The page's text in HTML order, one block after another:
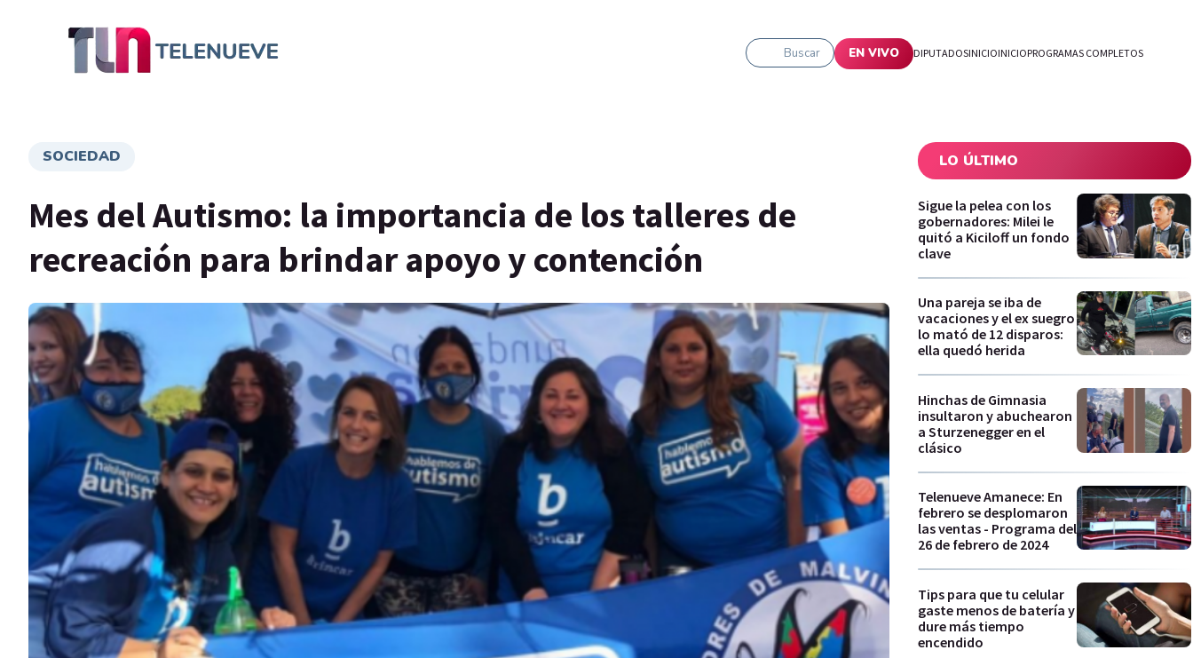
Buscar EN VIVO DIPUTADOSINICIOINICIOPROGRAMAS COMPLETOS
SOCIEDAD
Mes del Autismo: la importancia de los talleres de
recreación para brindar apoyo y contención
LO ÚLTIMO
Sigue la pelea con los
gobernadores: Milei le
quitó a Kiciloff un fondo
clave
Una pareja se iba de
vacaciones y el ex suegro
lo mató de 12 disparos:
ella quedó herida
Hinchas de Gimnasia
insultaron y abuchearon
a Sturzenegger en el
clásico
Telenueve Amanece: En
febrero se desplomaron
las ventas - Programa del
26 de febrero de 2024
Tips para que tu celular
gaste menos de batería y
dure más tiempo
encendido